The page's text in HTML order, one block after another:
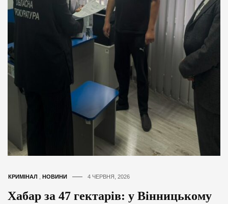
КРИМІНАЛ НОВИНИ 4 ЧЕРВНЯ, 2026
Хабар за 47 гектарів: у Вінницькому